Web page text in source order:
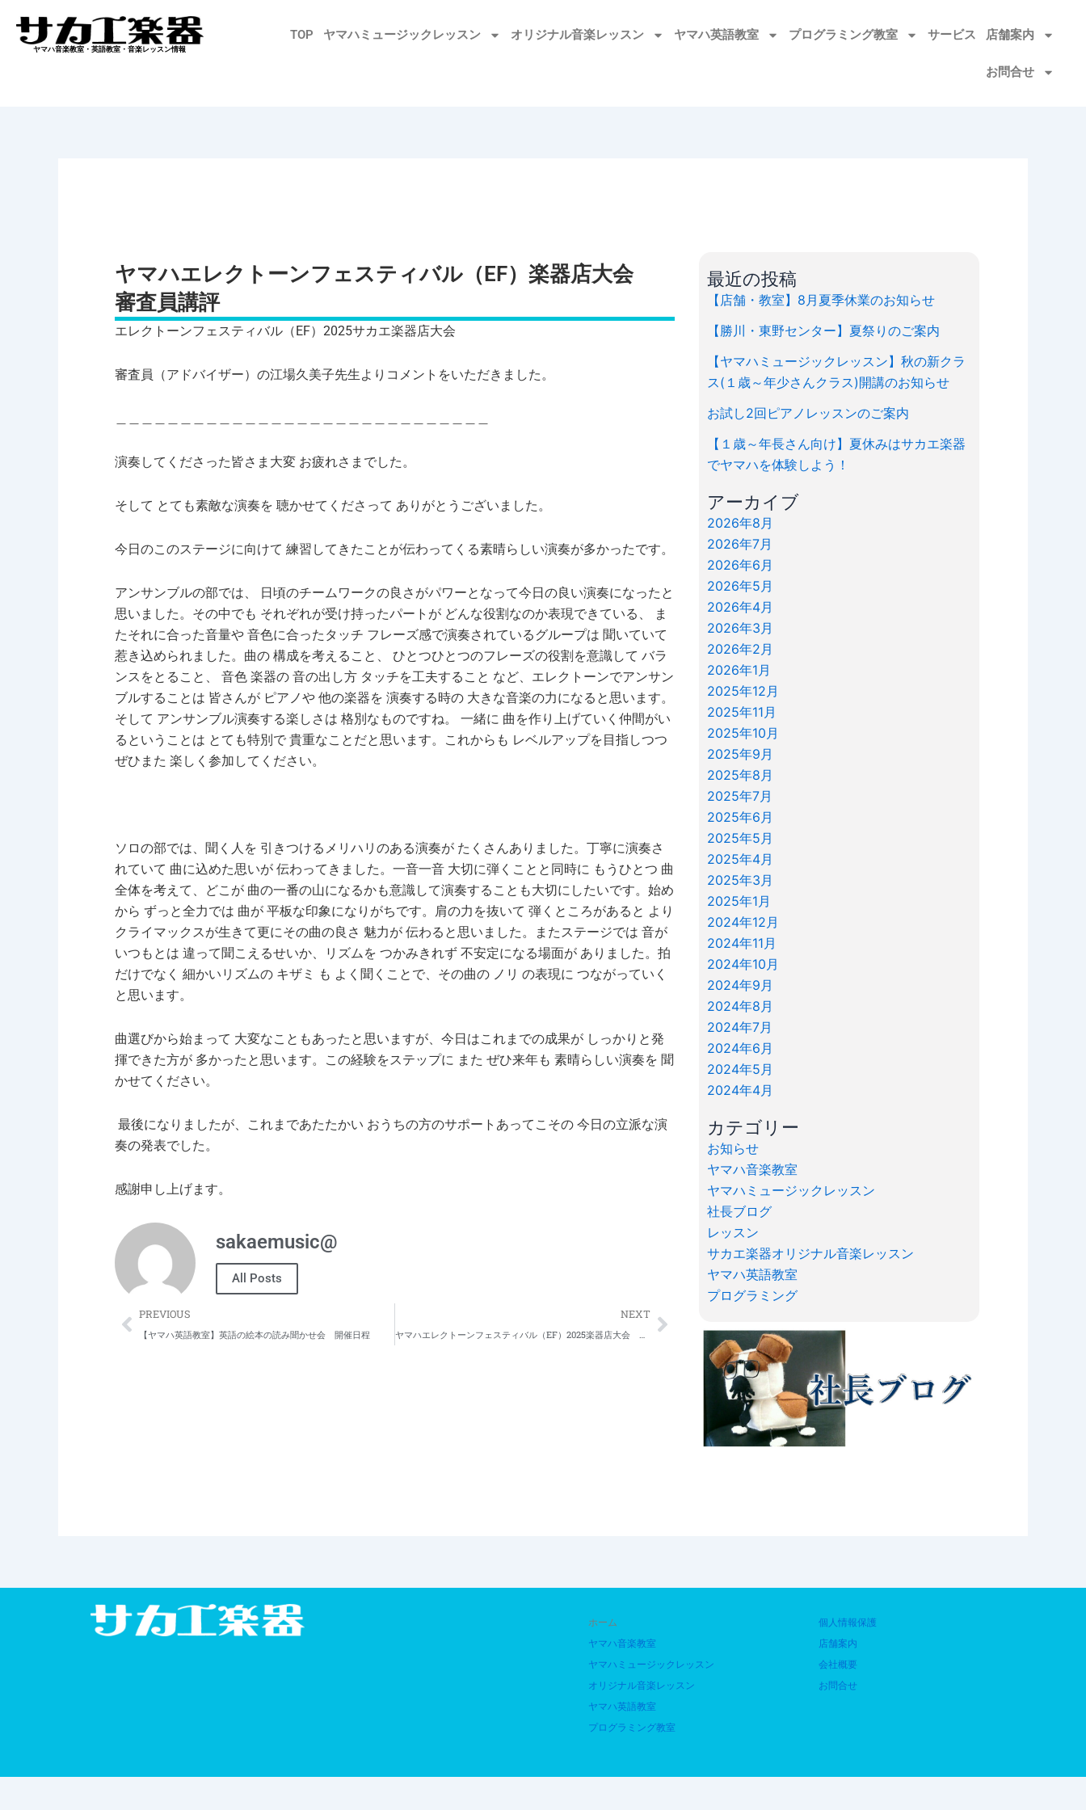
ヤマハ音楽教室・英語教室・音楽レッスン情報
TOP ヤマハミュージックレッスン オリジナル音楽レッスン ヤマハ英語教室​ プログラミング教室 サービス 店舗案内
お問合せ
ヤマハエレクトーンフェスティバル（EF）楽器店大会
審査員講評
エレクトーンフェスティバル（EF）2025サカエ楽器店大会
審査員（アドバイザー）の江場久美子先生よりコメントをいただきました。
演奏してくださった皆さま大変 お疲れさまでした。
そして とても素敵な演奏を 聴かせてくださって ありがとうございました。
今日のこのステージに向けて 練習してきたことが伝わってくる素晴らしい演奏が多かったです。
アンサンブルの部では、 日頃のチームワークの良さがパワーとなって今日の良い演奏になったと
思いました。 その中でも それぞれが受け持ったパートが どんな役割なのか表現できている、
ま
たそれに合った音量や 音色に合ったタッチ フレーズ感で演奏されているグループは 聞いていて
惹き込められました。曲の 構成を考えること、 ひとつひとつのフレーズの役割を意識して バラ
ンスをとること、 音色 楽器の 音の出し方 タッチを工夫すること など、 エレクトーンでアンサン
ブルすることは 皆さんが ピアノや 他の楽器を 演奏する時の 大きな音楽の力になると思います。
そして アンサンブル演奏する楽しさは 格別なものですね。
一緒に 曲を作り上げていく仲間がい
るということは とても特別で 貴重なことだと思います。これからも レベルアップを目指しつつ
ぜひまた 楽しく参加してください。
ソロの部では、聞く人を 引きつけるメリハリのある演奏が たくさんありました。丁寧に演奏さ
れていて 曲に込めた思いが 伝わってきました。一音一音 大切に弾くことと同時に もうひとつ 曲
全体を考えて、どこが 曲の一番の山になるかも意識して演奏することも大切にしたいです。始め
から ずっと全力では 曲が 平板な印象になりがちです。肩の力を抜いて 弾くところがあると より
クライマックスが生きて更にその曲の良さ 魅力が 伝わると思いました。またステージでは 音が
いつもとは 違って聞こえるせいか、リズムを つかみきれず 不安定になる場面が ありました。拍
だけでなく 細かいリズムの キザミ も よく聞くことで、その曲の ノリ の表現に つながっていく
と思います。
曲選びから始まって 大変なこともあったと思いますが、今日はこれまでの成果が しっかりと発
揮できた方が 多かったと思います。この経験をステップに また ぜひ来年も 素晴らしい演奏を 聞
かせてください。
最後になりましたが、これまであたたかい おうちの方のサポートあってこその 今日の立派な演
奏の発表でした。
感謝申し上げます。
sakaemusic@
All Posts
Prev
PREVIOUS
【ヤマハ英語教室】英語の絵本の読み聞かせ会 開催日程
NEXT
ヤマハエレクトーンフェスティバル（EF）2025楽器店大会 結果
Next
最近の投稿
【店舗・教室】8月夏季休業のお知らせ
【勝川・東野センター】夏祭りのご案内
【ヤマハミュージックレッスン】秋の新クラ
ス(１歳～年少さんクラス)開講のお知らせ
お試し2回ピアノレッスンのご案内
【１歳～年長さん向け】夏休みはサカエ楽器
でヤマハを体験しよう！
アーカイブ
2026年8月
2026年7月
2026年6月
2026年5月
2026年4月
2026年3月
2026年2月
2026年1月
2025年12月
2025年11月
2025年10月
2025年9月
2025年8月
2025年7月
2025年6月
2025年5月
2025年4月
2025年3月
2025年1月
2024年12月
2024年11月
2024年10月
2024年9月
2024年8月
2024年7月
2024年6月
2024年5月
2024年4月
カテゴリー
お知らせ
ヤマハ音楽教室
ヤマハミュージックレッスン
社長ブログ
レッスン
サカエ楽器オリジナル音楽レッスン
ヤマハ英語教室
プログラミング
ホーム
ヤマハ音楽教室
ヤマハミュージックレッスン
オリジナル音楽レッスン
ヤマハ英語教室
プログラミング教室
個人情報保護
店舗案内
会社概要
お問合せ